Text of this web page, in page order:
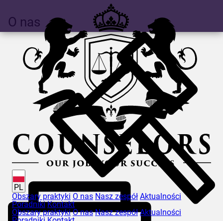
PL
Obszary praktyki O nas Nasz zespół Aktualności
Poradniki Kontakt
Obszary praktyki O nas Nasz zespół Aktualności
O nas